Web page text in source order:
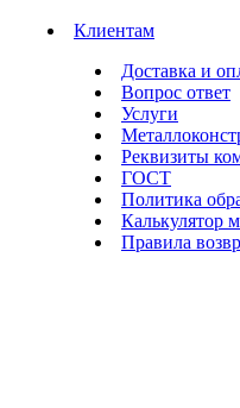
Клиентам
Доставка и
Вопрос ответ
Услуги
Реквизиты
ГОСТ
Политика
Калькулятор
Правила